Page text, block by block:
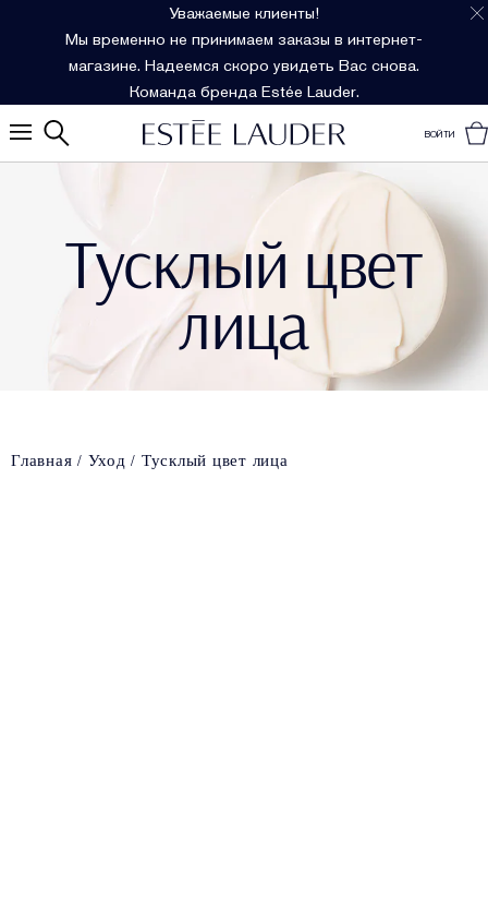
Уважаемые клиенты!
Мы временно не принимаем заказы в интернет-
магазине. Надеемся скоро увидеть Вас снова.
Команда бренда Estée Lauder.
ВОЙТИ
Тусклый цвет
лица
Главная Уход Тусклый цвет лица